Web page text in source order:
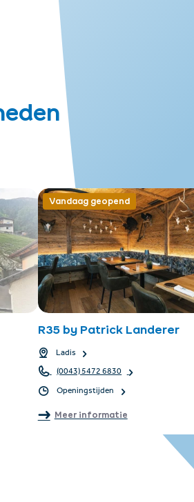
Vandaag geopend
R35 by Patrick Landerer
Ladis
(0043) 5472 6830
Openingstijden
Meer informatie